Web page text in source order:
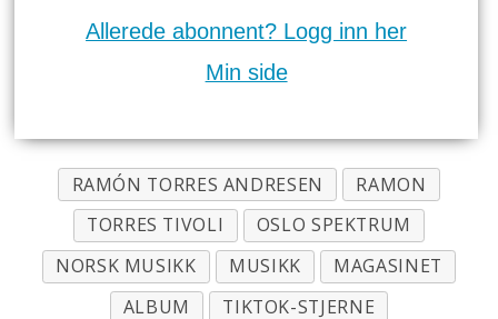
Allerede abonnent? Logg inn her
Min side
RAMÓN TORRES ANDRESEN
RAMON
TORRES TIVOLI
OSLO SPEKTRUM
NORSK MUSIKK
MUSIKK
MAGASINET
ALBUM
TIKTOK-STJERNE